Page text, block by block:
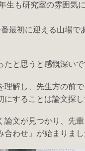
生も研究室の雰囲気
最初に迎える山場で
と思うと感慨深いで
理解し、先生方の前
することは論文探し
論文が見つかり、先
わせ」が始まりまし